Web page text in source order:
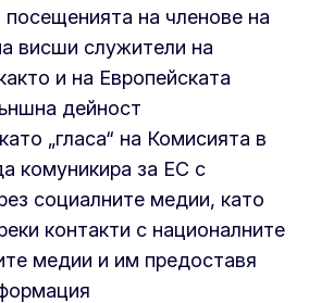
на членове на
висши служители на
и на Европейската
дейност
„гласа“ на Комисията в
комуникира за ЕС с
социалните медии, като
контакти с националните
медии и им предоставя